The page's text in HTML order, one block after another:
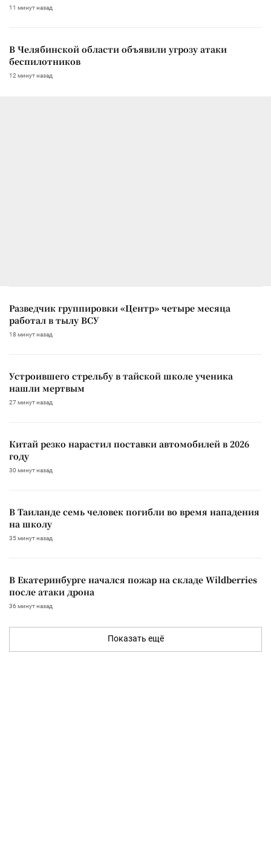
11 минут назад
В Челябинской области объявили угрозу атаки
беспилотников
12 минут назад
Разведчик группировки «Центр» четыре месяца
работал в тылу ВСУ
18 минут назад
Устроившего стрельбу в тайской школе ученика
нашли мертвым
27 минут назад
Китай резко нарастил поставки автомобилей в 2026
году
30 минут назад
В Таиланде семь человек погибли во время нападения
на школу
35 минут назад
В Екатеринбурге начался пожар на складе Wildberries
после атаки дрона
36 минут назад
Показать ещё